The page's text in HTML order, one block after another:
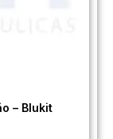
– Blukit